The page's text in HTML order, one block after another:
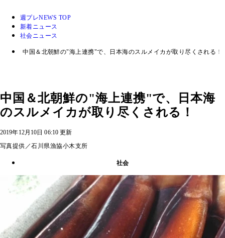
週プレNEWS TOP
新着ニュース
社会ニュース
中国＆北朝鮮の"海上連携"で、日本海のスルメイカが取り尽くされる！
中国＆北朝鮮の"海上連携"で、日本海
のスルメイカが取り尽くされる！
2019年12月10日 06:10 更新
写真提供／石川県漁協小木支所
社会